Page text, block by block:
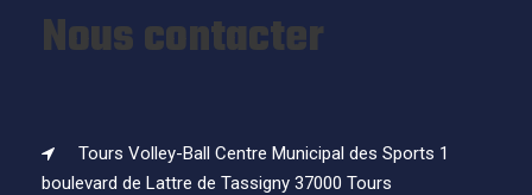
Nous contacter
Tours Volley-Ball Centre Municipal des Sports 1
boulevard de Lattre de Tassigny 37000 Tours